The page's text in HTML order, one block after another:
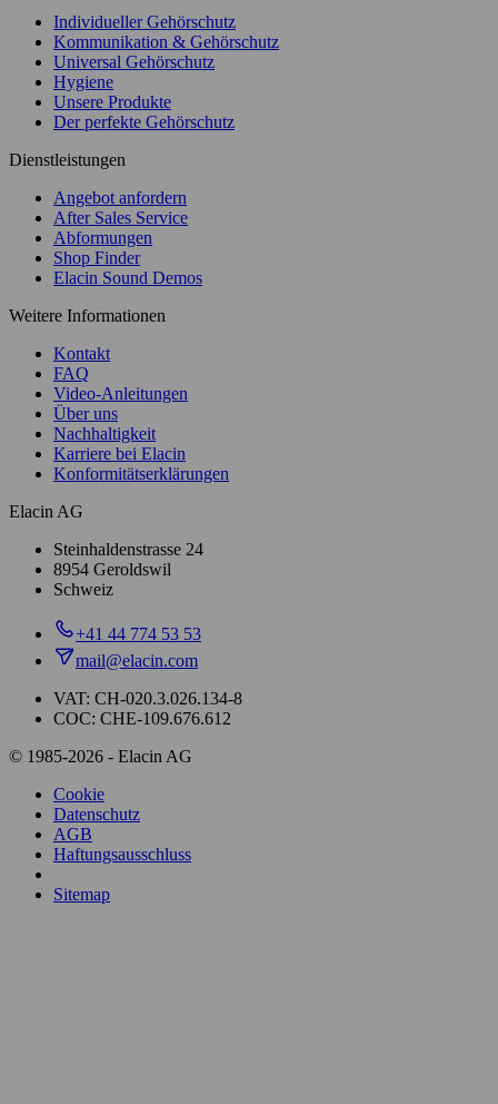
Individueller Gehörschutz
Kommunikation & Gehörschutz
Universal Gehörschutz
Hygiene
Unsere Produkte
Der perfekte Gehörschutz
Dienstleistungen
Angebot anfordern
After Sales Service
Abformungen
Shop Finder
Elacin Sound Demos
Weitere Informationen
Kontakt
FAQ
Video-Anleitungen
Über uns
Nachhaltigkeit
Karriere bei Elacin
Konformitätserklärungen
Elacin AG
Steinhaldenstrasse 24
8954 Geroldswil
Schweiz
+41 44 774 53 53
mail@elacin.com
VAT: CH-020.3.026.134-8
COC: CHE-109.676.612
© 1985-2026 - Elacin AG
Cookie
Datenschutz
AGB
Haftungsausschluss
Sitemap